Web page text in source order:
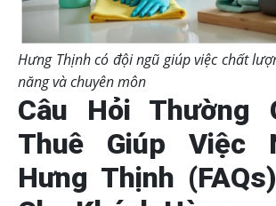
Hưng Thịnh có đội ngũ giúp việc chất
năng và chuyên môn
Câu Hỏi Thường
Thuê Giúp Việc
Hưng Thịnh